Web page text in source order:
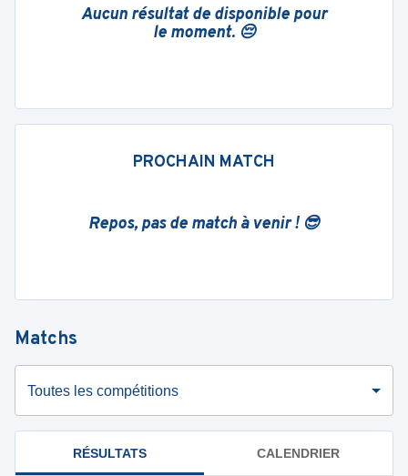
Aucun résultat de disponible pour
le moment. 😔
PROCHAIN MATCH
Repos, pas de match à venir ! 😎
Matchs
Toutes les compétitions
RÉSULTATS CALENDRIER